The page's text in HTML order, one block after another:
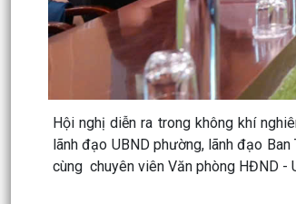
Hội nghị diễn ra trong không khí
lãnh đạo UBND phường, lãnh đạo
cùng chuyên viên Văn phòng HĐND -